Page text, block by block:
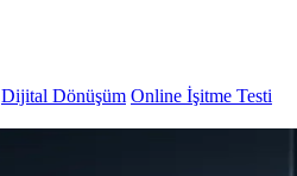
Dijital Dönüşüm Online İşitme Testi